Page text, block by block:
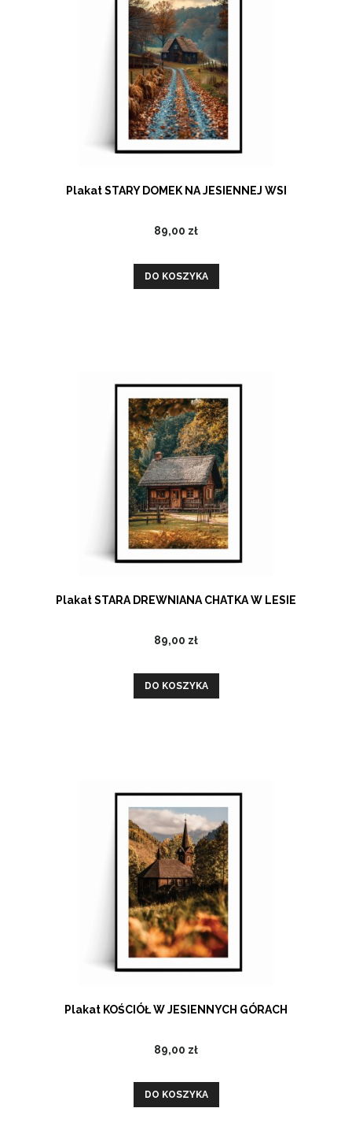
Plakat STARY DOMEK NA JESIENNEJ WSI
89,00 zł
DO KOSZYKA
Plakat STARA DREWNIANA CHATKA W LESIE
89,00 zł
DO KOSZYKA
Plakat KOŚCIÓŁ W JESIENNYCH GÓRACH
89,00 zł
DO KOSZYKA